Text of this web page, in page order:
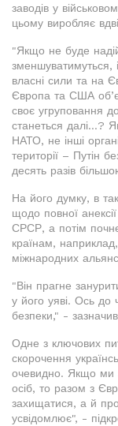
заводів у
цьому виробляє
"Якщо не буде
зменшуватимуться,
власні сили та на
Європа та США
своє угруповання
станеться далі...?
НАТО, не інші
території – Путін
десять разів
На його думку, в
щодо повної
СРСР, а потім
країнам,
міжнародних
"Він прагне
у його уяві. Ось до
безпеки," -
Одне з ключових
скорочення
очевидно. Якщо ми
осіб, то разом з
захищатися, а й
усвідомлює", -